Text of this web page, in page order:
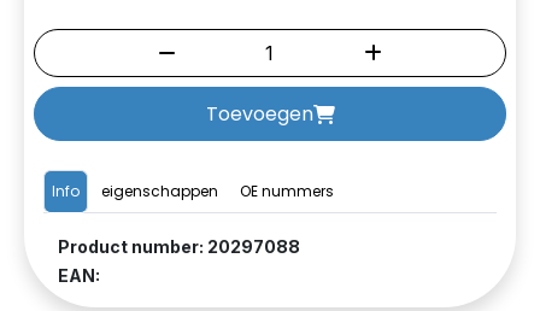
Info eigenschappen OE nummers
Product number: 20297088
EAN:
Toevoegen